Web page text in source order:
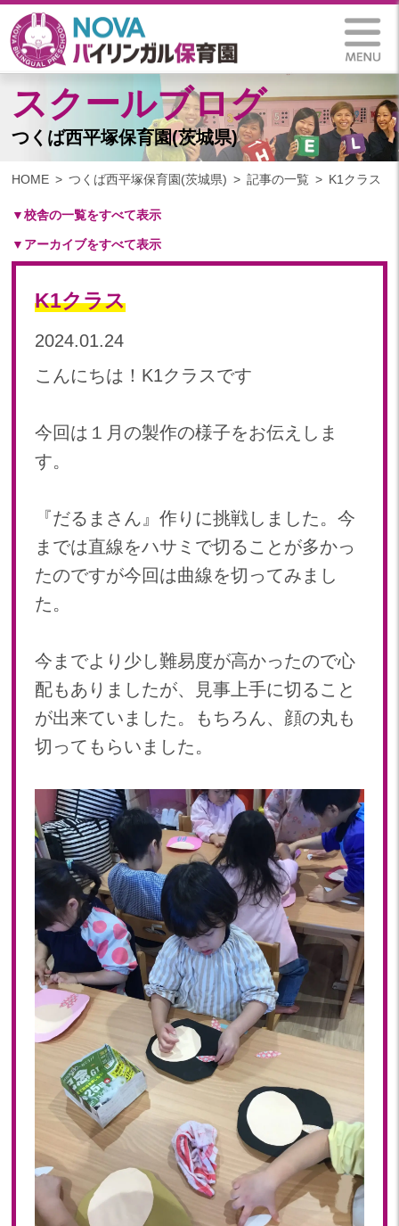
スクールブログ
つくば西平塚保育園(茨城県)
HOME つくば西平塚保育園(茨城県) 記事の一覧 K1クラス
▼校舎の一覧をすべて表示
札幌保育園（北海道）
仙台八木山保育園（宮城県）
仙台富沢保育園（宮城県）
つくば西平塚保育園(茨城県)
札幌東雁来保育園(北海道)
▼アーカイブをすべて表示
2024年 12月(13)
2024年 11月(15)
2024年 09月(13)
2024年 07月(18)
2024年 06月(18)
2024年 04月(21)
2024年 03月(18)
2024年 02月(18)
2024年 01月(20)
2023
2023年 11月(20)
2023年 10月(20)
2023年 09月(21)
2023年 08月(21)
2023年 06月(21)
2023年 05月(20)
2023年 04月(20)
2023年 03月(2)
K1クラス
2024.01.24
こんにちは！K1クラスです
今回は１月の製作の様子をお伝えしま
す。
『だるまさん』作りに挑戦しました。今
までは直線をハサミで切ることが多かっ
たのですが今回は曲線を切ってみまし
た。
今までより少し難易度が高かったので心
配もありましたが、見事上手に切ること
が出来ていました。もちろん、顔の丸も
切ってもらいました。